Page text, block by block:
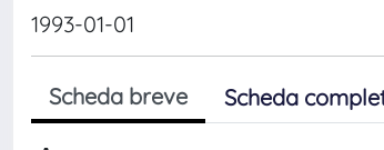
1993-01-01
Scheda breve Scheda